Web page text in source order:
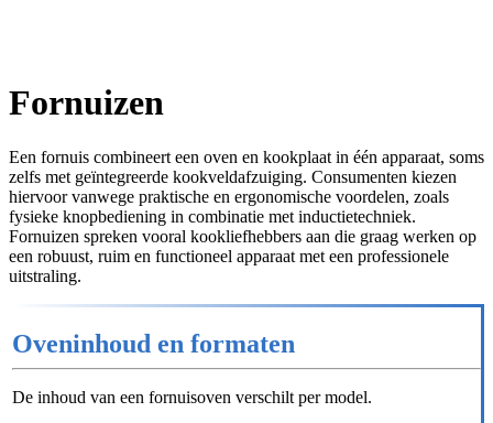
Fornuizen
Een fornuis combineert een oven en kookplaat in één apparaat, soms
zelfs met geïntegreerde kookveldafzuiging. Consumenten kiezen
hiervoor vanwege praktische en ergonomische voordelen, zoals
fysieke knopbediening in combinatie met inductietechniek.
Fornuizen spreken vooral kookliefhebbers aan die graag werken op
een robuust, ruim en functioneel apparaat met een professionele
uitstraling.
Oveninhoud en formaten
De inhoud van een fornuisoven verschilt per model.